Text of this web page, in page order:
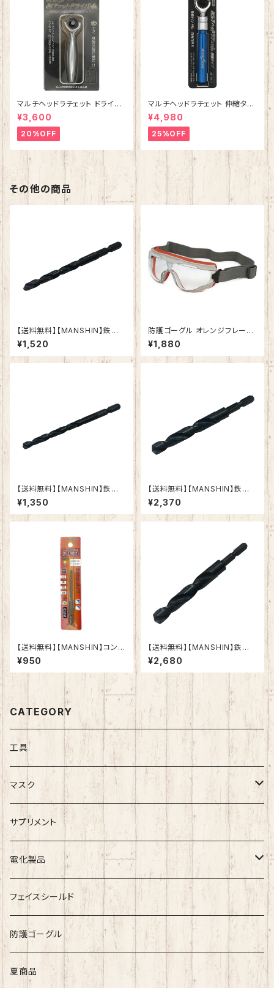
マルチヘッドラチェット ドライバ
ー MRD-1【ビット用】
¥3,600
20%OFF
マルチヘッドラチェット 伸縮タイ
プ MRS-1H【ソケット用】
¥4,980
25%OFF
その他の商品
【送料無料】【MANSHIN】鉄工ド
リル 六角軸 鉄・アルミ・木材（適
応被削材） インパクトドライバー
電動ドリル 多用途ビット クロス
¥1,520
防護ゴーグル オレンジフレーム
GL-1120 AF
¥1,880
【送料無料】【MANSHIN】鉄工ド
リル 六角軸 鉄・アルミ・木材（適
応被削材） インパクトドライバー
電動ドリル 多用途ビット クロス
¥1,350
【送料無料】【MANSHIN】鉄工ド
リル 六角軸 鉄・アルミ・木材（適
応被削材） インパクトドライバー
電動ドリル 多用途ビット クロス
¥2,370
【送料無料】【MANSHIN】コンク
リートドリル ドリマル 3.5m
m 六角軸 陶器タイル 木
材 ブロック モルタル イン
パクトドライバー 電動ドリル
多用途ビット クロスシンニング
加工 切れ味抜群 作業効率
向上
¥950
【送料無料】【MANSHIN】鉄工ド
リル 六角軸 鉄・アルミ・木材（適
応被削材） インパクトドライバー
電動ドリル 多用途ビット クロス
シンニング加工 作業効率向上
(12.0ｍｍ)
¥2,680
CATEGORY
工具
マスク
シルクマスク
シルクマスク・付属品
不織布マスク
サプリメント
電化製品
スポットクーラー
フェイスシールド
防護ゴーグル
夏商品